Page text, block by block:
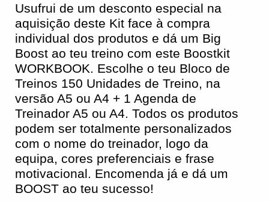
Usufrui de um desconto especial na
aquisição deste Kit face à compra
individual dos produtos e dá um Big
Boost ao teu treino com este Boostkit
WORKBOOK. Escolhe o teu Bloco de
Treinos 150 Unidades de Treino, na
versão A5 ou A4 + 1 Agenda de
Treinador A5 ou A4. Todos os produtos
podem ser totalmente personalizados
com o nome do treinador, logo da
equipa, cores preferenciais e frase
motivacional. Encomenda já e dá um
BOOST ao teu sucesso!